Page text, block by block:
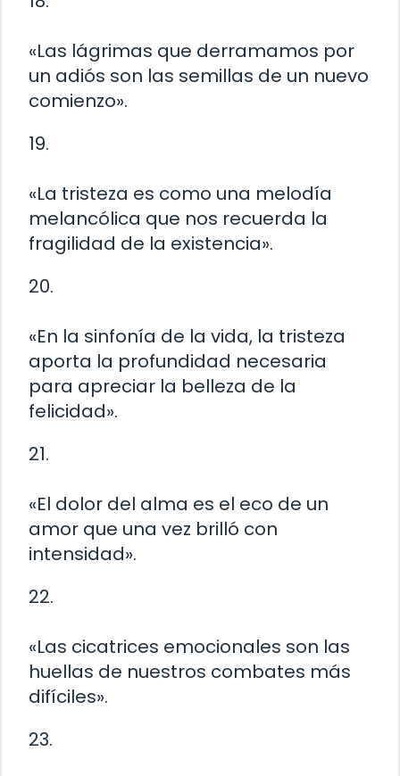
«Las lágrimas que derramamos por
un adiós son las semillas de un nuevo
comienzo».
19.
«La tristeza es como una melodía
melancólica que nos recuerda la
fragilidad de la existencia».
20.
«En la sinfonía de la vida, la tristeza
aporta la profundidad necesaria
para apreciar la belleza de la
felicidad».
21.
«El dolor del alma es el eco de un
amor que una vez brilló con
intensidad».
22.
«Las cicatrices emocionales son las
huellas de nuestros combates más
difíciles».
23.